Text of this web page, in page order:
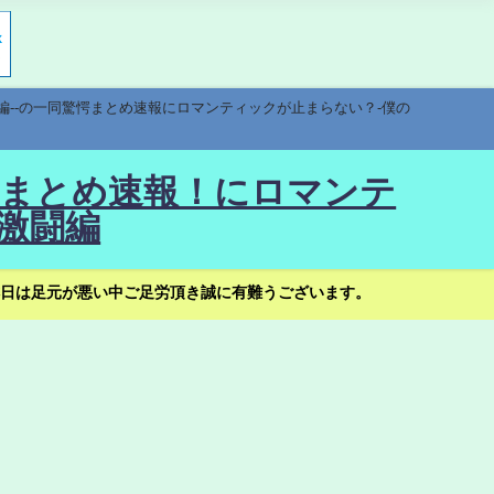
の一同驚愕まとめ速報にロマンティックが止まらない？-僕の
とめ速報！にロマンテ
闘編
足元が悪い中ご足労頂き誠に有難うございます。